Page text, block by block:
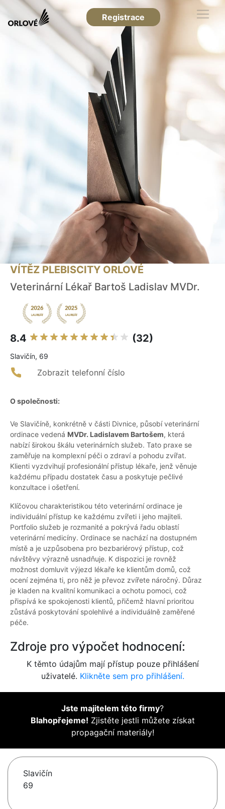
Registrace
VÍTĚZ PLEBISCITY ORLOVÉ
Veterinární Lékař Bartoš Ladislav MVDr.
8.4 (32)
Slavičín, 69
Zobrazit telefonní číslo
O společnosti:
Ve Slavičíně, konkrétně v části Divnice, působí veterinární
ordinace vedená MVDr. Ladislavem Bartošem, která
nabízí širokou škálu veterinárních služeb. Tato praxe se
zaměřuje na komplexní péči o zdraví a pohodu zvířat.
Klienti vyzdvihují profesionální přístup lékaře, jenž věnuje
každému případu dostatek času a poskytuje pečlivé
konzultace i ošetření.
Klíčovou charakteristikou této veterinární ordinace je
individuální přístup ke každému zvířeti i jeho majiteli.
Portfolio služeb je rozmanité a pokrývá řadu oblastí
veterinární medicíny. Ordinace se nachází na dostupném
místě a je uzpůsobena pro bezbariérový přístup, což
návštěvy výrazně usnadňuje. K dispozici je rovněž
možnost domluvit výjezd lékaře ke klientům domů, což
ocení zejména ti, pro něž je převoz zvířete náročný. Důraz
je kladen na kvalitní komunikaci a ochotu pomoci, což
přispívá ke spokojenosti klientů, přičemž hlavní prioritou
zůstává poskytování spolehlivé a individuálně zaměřené
péče.
Zdroje pro výpočet hodnocení:
K těmto údajům mají přístup pouze přihlášení
uživatelé. Klikněte sem pro přihlášení.
Jste majitelem této firmy?
Blahopřejeme! Zjistěte jestli můžete získat
propagační materiály!
Slavičín
69